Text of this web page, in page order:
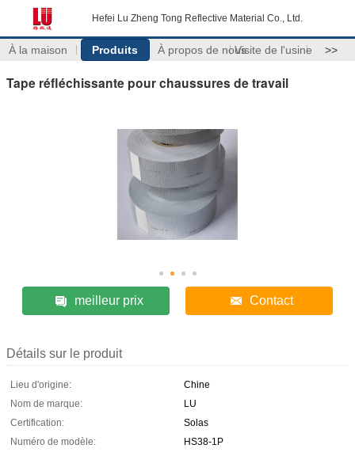
Hefei Lu Zheng Tong Reflective Material Co., Ltd.
À la maison Produits À propos de nousVisite de l'usine >>
Tape réfléchissante pour chaussures de travail
meilleur prix Contact
Détails sur le produit
Lieu d'origine:
Chine
Nom de marque:
LU
Certification:
Solas
Numéro de modèle:
HS38-1P